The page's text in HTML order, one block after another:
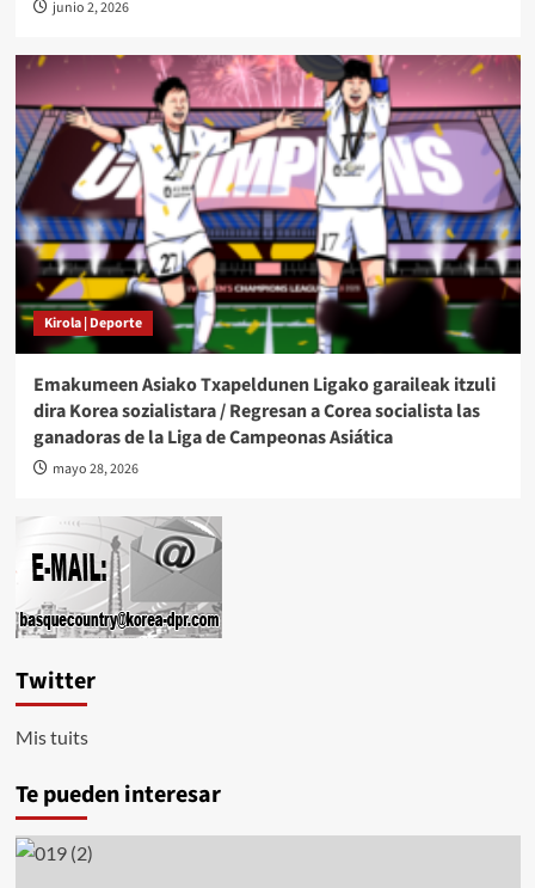
junio 2, 2026
Kirola | Deporte
Emakumeen Asiako Txapeldunen Ligako garaileak itzuli
dira Korea sozialistara / Regresan a Corea socialista las
ganadoras de la Liga de Campeonas Asiática
mayo 28, 2026
Twitter
Mis tuits
Te pueden interesar